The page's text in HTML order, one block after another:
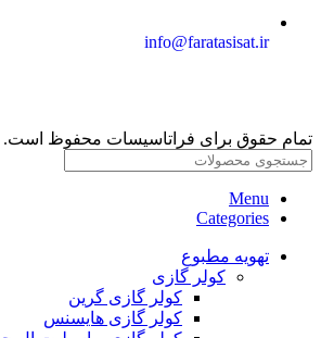
info@faratasisat.ir
تمام حقوق برای فراتاسیسات محفوظ است.
Menu
Categories
تهویه مطبوع
کولر گازی
کولر گازی گرین
کولر گازی هایسنس